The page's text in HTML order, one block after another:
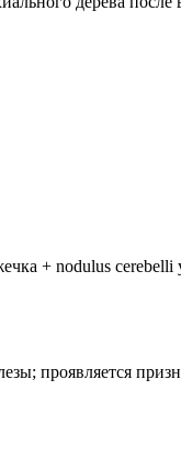
+ nodulus cerebelli
проявляется